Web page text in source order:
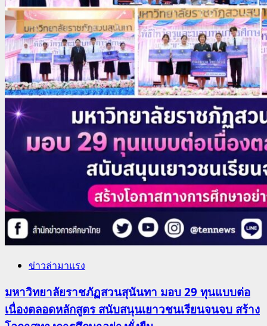
ข่าวล่ามาแรง
มหาวิทยาลัยราชภัฏสวนสุนันทา มอบ 29 ทุนแบบต่อ
เนื่องตลอดหลักสูตร สนับสนุนเยาวชนเรียนจนจบ สร้าง